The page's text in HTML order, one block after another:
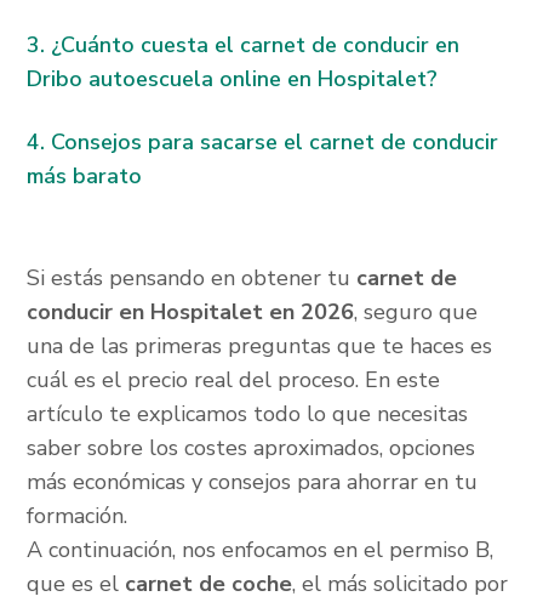
¿Cuánto cuesta el carnet de conducir en
Dribo autoescuela online en Hospitalet?
Consejos para sacarse el carnet de conducir
más barato
Si estás pensando en obtener tu carnet de
conducir en Hospitalet en 2026, seguro que
una de las primeras preguntas que te haces es
cuál es el precio real del proceso. En este
artículo te explicamos todo lo que necesitas
saber sobre los costes aproximados, opciones
más económicas y consejos para ahorrar en tu
formación.
A continuación, nos enfocamos en el permiso B,
que es el carnet de coche, el más solicitado por